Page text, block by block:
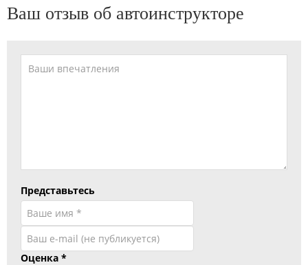
Ваш отзыв об автоинструкторе
Представьтесь
Оценка *